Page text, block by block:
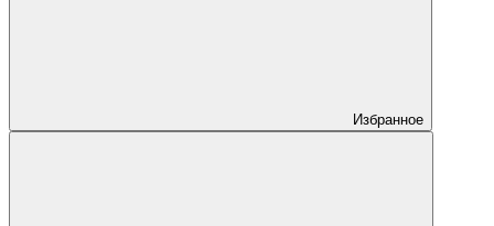
Избранное